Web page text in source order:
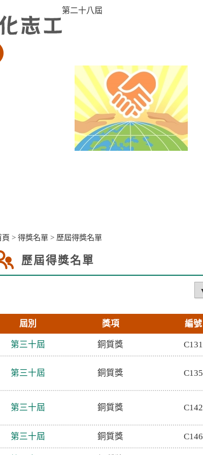
第二十八屆
頁 > 得獎名單 > 歷屆得獎名單
歷屆得獎名單
屆別 獎項 編號
第三十屆 銅質獎 C131
第三十屆 銅質獎 C135
第三十屆 銅質獎 C142
第三十屆 銅質獎 C146